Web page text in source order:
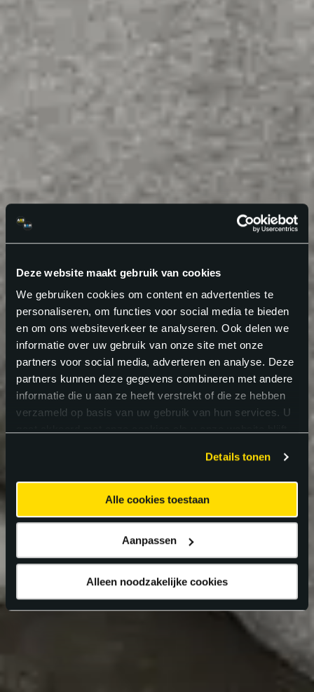
Deze website maakt gebruik van cookies
We gebruiken cookies om content en advertenties te
personaliseren, om functies voor social media te bieden
en om ons websiteverkeer te analyseren. Ook delen we
informatie over uw gebruik van onze site met onze
partners voor social media, adverteren en analyse. Deze
partners kunnen deze gegevens combineren met andere
informatie die u aan ze heeft verstrekt of die ze hebben
verzameld op basis van uw gebruik van hun services. U
Details tonen
Alle cookies toestaan
Aanpassen
Alleen noodzakelijke cookies